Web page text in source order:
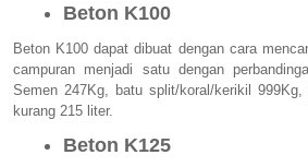
Beton K100
Beton K100 dapat dibuat dengan cara
campuran menjadi satu dengan
Semen 247Kg, batu split/koral/kerikil
kurang 215 liter.
Beton K125